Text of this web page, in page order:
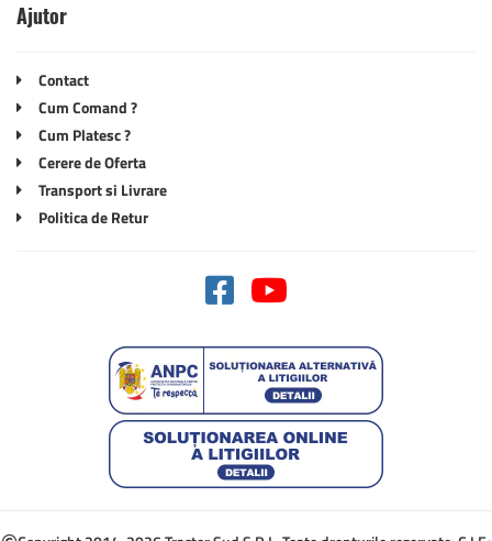
Ajutor
Contact
Cum Comand ?
Cum Platesc ?
Cerere de Oferta
Transport si Livrare
Politica de Retur